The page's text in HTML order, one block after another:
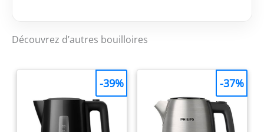
d'allumage 24 heures
(démarrage
Découvrez d’autres bouilloires
-39% -37%